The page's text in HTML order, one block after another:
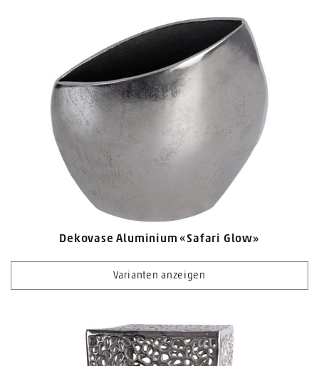
Dekovase Aluminium «Safari Glow»
Varianten anzeigen